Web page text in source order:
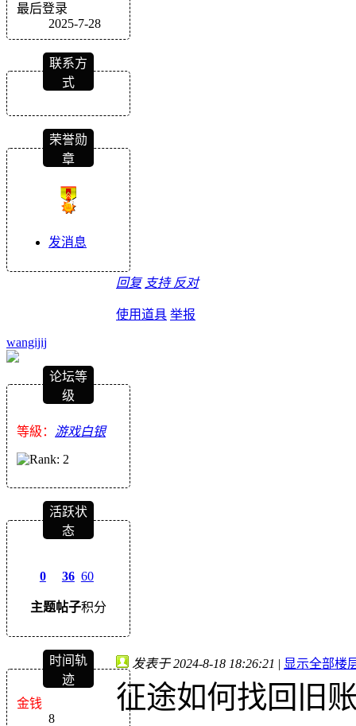
最后登录
2025-7-28
联系方
式
荣誉勋
章
发消息
回复 支持 反对
使用道具 举报
wangijij
论坛等
级
等級： 游戏白银
活跃状
态
0
主题
36
帖子
60
积分
时间轨
迹
金钱
8
发表于 2024-8-18 18:26:21 | 显示全部楼
征途如何找回旧